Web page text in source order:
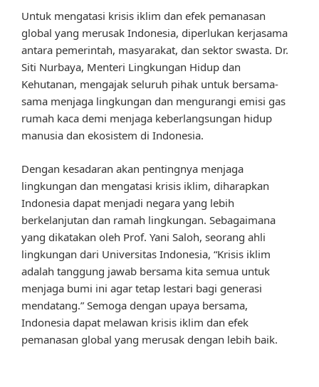
Untuk mengatasi krisis iklim dan efek pemanasan
global yang merusak Indonesia, diperlukan kerjasama
antara pemerintah, masyarakat, dan sektor swasta. Dr.
Siti Nurbaya, Menteri Lingkungan Hidup dan
Kehutanan, mengajak seluruh pihak untuk bersama-
sama menjaga lingkungan dan mengurangi emisi gas
rumah kaca demi menjaga keberlangsungan hidup
manusia dan ekosistem di Indonesia.
Dengan kesadaran akan pentingnya menjaga
lingkungan dan mengatasi krisis iklim, diharapkan
Indonesia dapat menjadi negara yang lebih
berkelanjutan dan ramah lingkungan. Sebagaimana
yang dikatakan oleh Prof. Yani Saloh, seorang ahli
lingkungan dari Universitas Indonesia, “Krisis iklim
adalah tanggung jawab bersama kita semua untuk
menjaga bumi ini agar tetap lestari bagi generasi
mendatang.” Semoga dengan upaya bersama,
Indonesia dapat melawan krisis iklim dan efek
pemanasan global yang merusak dengan lebih baik.